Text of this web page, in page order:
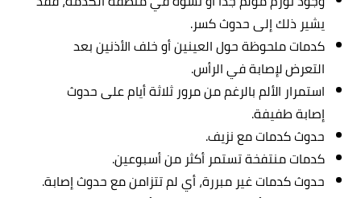
يشير ذلك إلى حدوث كسر.
كدمات ملحوظة حول العينين أو خلف الأذنين بعد
التعرض لإصابة في الرأس.
استمرار الألم بالرغم من مرور ثلاثة أيام على حدوث
إصابة طفيفة.
حدوث كدمات مع نزيف.
كدمات منتفخة تستمر أكثر من أسبوعين.
حدوث كدمات غير مبررة، أي لم تتزامن مع حدوث إصابة.